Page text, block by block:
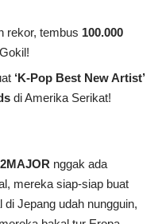
rekor, tembus 100.000
‘K-Pop Best New Artist’
di Amerika Serikat!
nggak ada
mereka siap-siap buat
Jepang udah nungguin,